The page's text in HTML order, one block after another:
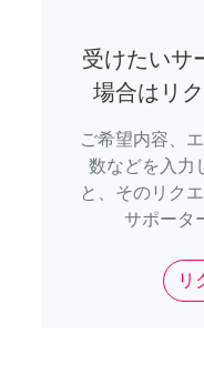
受けたいサ
場合はリ
ご希望内容、
数などを入力
と、そのリク
サポータ
リ